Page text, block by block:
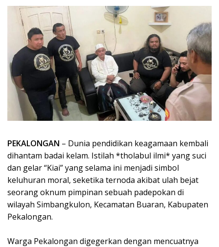
PEKALONGAN – Dunia pendidikan keagamaan kembali
dihantam badai kelam. Istilah *tholabul ilmi* yang suci
dan gelar “Kiai” yang selama ini menjadi simbol
keluhuran moral, seketika ternoda akibat ulah bejat
seorang oknum pimpinan sebuah padepokan di
wilayah Simbangkulon, Kecamatan Buaran, Kabupaten
Pekalongan.
Warga Pekalongan digegerkan dengan mencuatnya